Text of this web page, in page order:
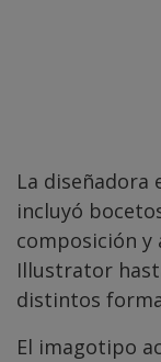
La diseñadora
incluyó
composición y
Illustrator
distintos
El imagotipo